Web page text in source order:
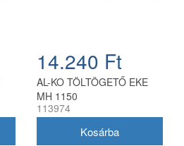
14.240 Ft
AL-KO TÖLTÖGETŐ EKE
MH 1150
113974